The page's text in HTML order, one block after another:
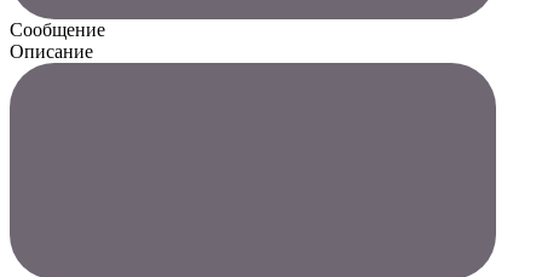
Сообщение
Описание